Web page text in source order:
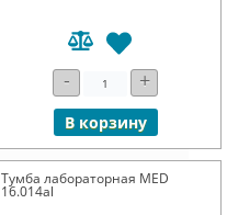
- +
В корзину
Тумба лабораторная MED
16.014al